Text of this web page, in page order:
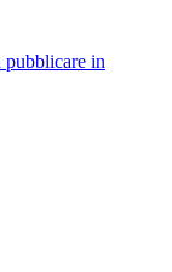
pubblicare in